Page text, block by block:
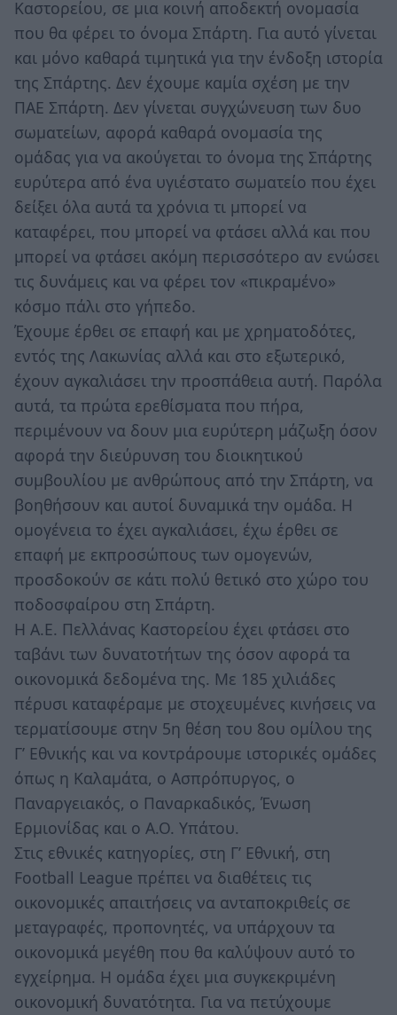
Καστορείου, σε μια κοινή αποδεκτή ονομασία
που θα φέρει το όνομα Σπάρτη. Για αυτό γίνεται
και μόνο καθαρά τιμητικά για την ένδοξη ιστορία
της Σπάρτης. Δεν έχουμε καμία σχέση με την
ΠΑΕ Σπάρτη. Δεν γίνεται συγχώνευση των δυο
σωματείων, αφορά καθαρά ονομασία της
ομάδας για να ακούγεται το όνομα της Σπάρτης
ευρύτερα από ένα υγιέστατο σωματείο που έχει
δείξει όλα αυτά τα χρόνια τι μπορεί να
καταφέρει, που μπορεί να φτάσει αλλά και που
μπορεί να φτάσει ακόμη περισσότερο αν ενώσει
τις δυνάμεις και να φέρει τον «πικραμένο»
κόσμο πάλι στο γήπεδο.
Έχουμε έρθει σε επαφή και με χρηματοδότες,
εντός της Λακωνίας αλλά και στο εξωτερικό,
έχουν αγκαλιάσει την προσπάθεια αυτή. Παρόλα
αυτά, τα πρώτα ερεθίσματα που πήρα,
περιμένουν να δουν μια ευρύτερη μάζωξη όσον
αφορά την διεύρυνση του διοικητικού
συμβουλίου με ανθρώπους από την Σπάρτη, να
βοηθήσουν και αυτοί δυναμικά την ομάδα. Η
ομογένεια το έχει αγκαλιάσει, έχω έρθει σε
επαφή με εκπροσώπους των ομογενών,
προσδοκούν σε κάτι πολύ θετικό στο χώρο του
ποδοσφαίρου στη Σπάρτη.
Η Α.Ε. Πελλάνας Καστορείου έχει φτάσει στο
ταβάνι των δυνατοτήτων της όσον αφορά τα
οικονομικά δεδομένα της. Με 185 χιλιάδες
πέρυσι καταφέραμε με στοχευμένες κινήσεις να
τερματίσουμε στην 5η θέση του 8ου ομίλου της
Γ’ Εθνικής και να κοντράρουμε ιστορικές ομάδες
όπως η Καλαμάτα, ο Ασπρόπυργος, ο
Παναργειακός, ο Παναρκαδικός, Ένωση
Ερμιονίδας και ο Α.Ο. Υπάτου.
Στις εθνικές κατηγορίες, στη Γ’ Εθνική, στη
Football League πρέπει να διαθέτεις τις
οικονομικές απαιτήσεις να ανταποκριθείς σε
μεταγραφές, προπονητές, να υπάρχουν τα
οικονομικά μεγέθη που θα καλύψουν αυτό το
εγχείρημα. Η ομάδα έχει μια συγκεκριμένη
οικονομική δυνατότητα. Για να πετύχουμε